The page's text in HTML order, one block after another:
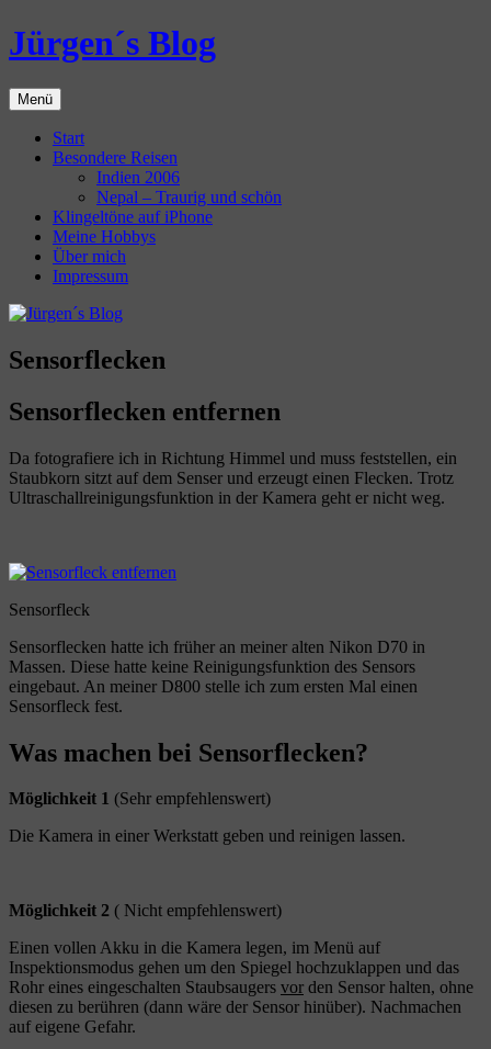
Zum
Inhalt
Jürgen´s Blog
Menü
Start
Besondere Reisen
Indien 2006
Nepal – Traurig und schön
Klingeltöne auf iPhone
Meine Hobbys
Über mich
Impressum
Sensorflecken
Sensorflecken entfernen
Da fotografiere ich in Richtung Himmel und muss feststellen, ein
Staubkorn sitzt auf dem Senser und erzeugt einen Flecken. Trotz
Ultraschallreinigungsfunktion in der Kamera geht er nicht weg.
Sensorfleck
Sensorflecken hatte ich früher an meiner alten Nikon D70 in
Massen. Diese hatte keine Reinigungsfunktion des Sensors
eingebaut. An meiner D800 stelle ich zum ersten Mal einen
Sensorfleck fest.
Was machen bei Sensorflecken?
Möglichkeit 1 (Sehr empfehlenswert)
Die Kamera in einer Werkstatt geben und reinigen lassen.
Möglichkeit 2 ( Nicht empfehlenswert)
Einen vollen Akku in die Kamera legen, im Menü auf
Inspektionsmodus gehen um den Spiegel hochzuklappen und das
Rohr eines eingeschalten Staubsaugers vor den Sensor halten, ohne
diesen zu berühren (dann wäre der Sensor hinüber). Nachmachen
auf eigene Gefahr.